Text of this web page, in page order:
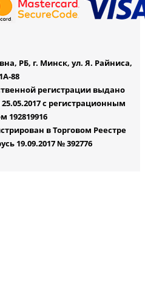
РБ, г. Минск, ул. Я. Райниса,
1А-88
регистрации выдано
с регистрационным
192819916
в Торговом Реестре
19.09.2017 № 392776